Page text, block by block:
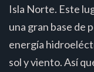
Isla Norte. Este
una gran base de
energía
sol y viento. Así